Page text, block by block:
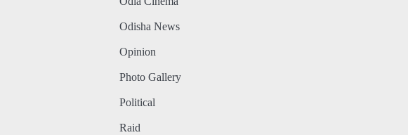
Odisha News
Opinion
Photo Gallery
Political
Raid